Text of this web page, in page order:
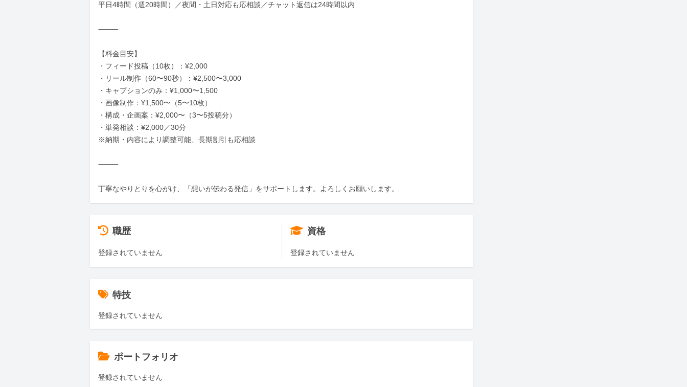
平日4時間（週20時間）／夜間・土日対応も応相談／チャット返信は24時間以内
⸻
【料金目安】
・フィード投稿（10枚）：¥2,000
・リール制作（60〜90秒）：¥2,500〜3,000
・キャプションのみ：¥1,000〜1,500
・画像制作：¥1,500〜（5〜10枚）
・構成・企画案：¥2,000〜（3〜5投稿分）
・単発相談：¥2,000／30分
※納期・内容により調整可能、長期割引も応相談
⸻
丁寧なやりとりを心がけ、「想いが伝わる発信」をサポートします。よろしくお願いします。
職歴
登録されていません
資格
登録されていません
特技
登録されていません
ポートフォリオ
登録されていません